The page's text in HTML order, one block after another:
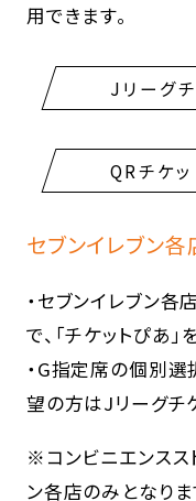
用できます。
Jリーグ
QRチケ
セブンイレブン
・セブンイレブン
で、「チケットぴあ
・G指定席の個別
望の方はJリーグチ
※コンビニエンスス
ン各店のみとなりま